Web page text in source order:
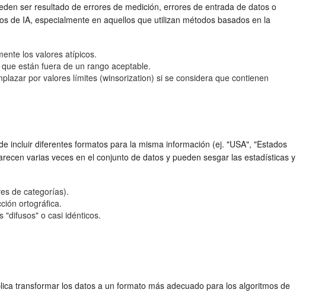
ser resultado de errores de medición, errores de entrada de datos o
de IA, especialmente en aquellos que utilizan métodos basados en la
los valores atípicos.
están fuera de un rango aceptable.
por valores límites (winsorization) si se considera que contienen
incluir diferentes formatos para la misma información (ej. "USA", "Estados
varias veces en el conjunto de datos y pueden sesgar las estadísticas y
de categorías).
ortográfica.
"difusos" o casi idénticos.
transformar los datos a un formato más adecuado para los algoritmos de